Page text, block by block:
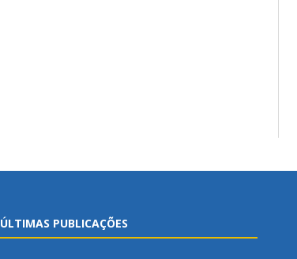
ÚLTIMAS PUBLICAÇÕES